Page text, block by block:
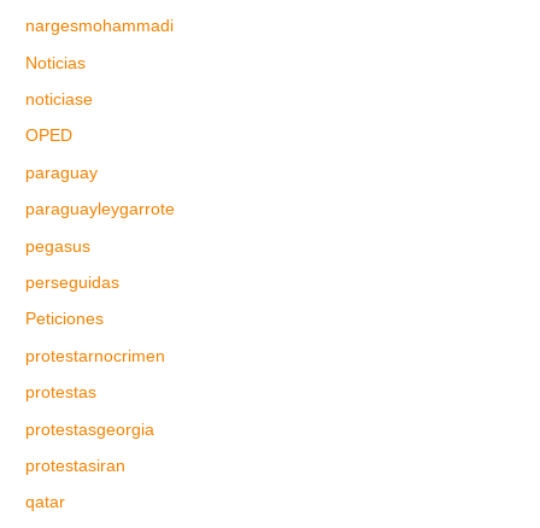
nargesmohammadi
Noticias
noticiase
OPED
paraguay
paraguayleygarrote
pegasus
perseguidas
Peticiones
protestarnocrimen
protestas
protestasgeorgia
protestasiran
qatar